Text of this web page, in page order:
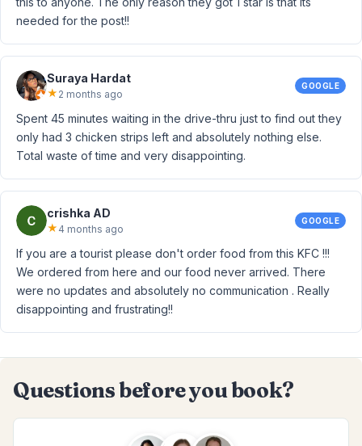
needed for the post!!
Suraya Hardat
★ 2 months ago
GOOGLE
Spent 45 minutes waiting in the drive-thru just to find out they
only had 3 chicken strips left and absolutely nothing else.
Total waste of time and very disappointing.
crishka AD
★ 4 months ago
GOOGLE
If you are a tourist please don't order food from this KFC !!!
We ordered from here and our food never arrived. There
were no updates and absolutely no communication . Really
disappointing and frustrating!!
Questions before you book?